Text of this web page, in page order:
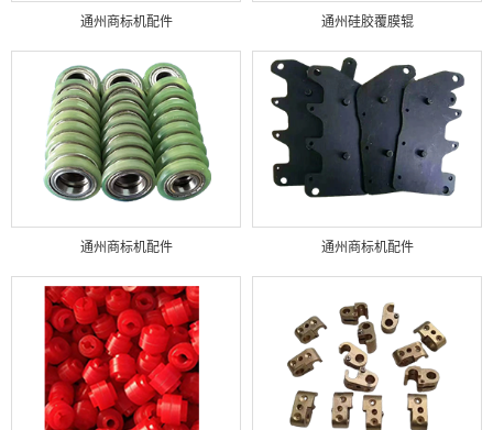
通州商标机配件 通州硅胶覆膜辊
通州商标机配件 通州商标机配件